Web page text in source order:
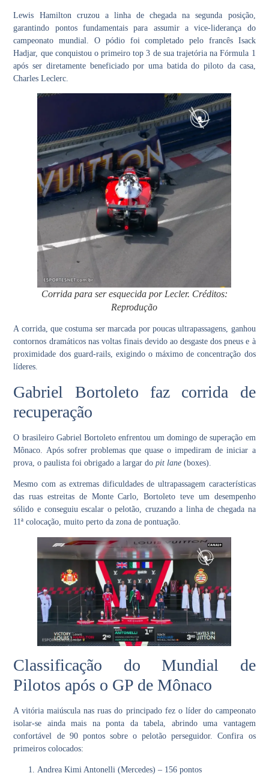
Lewis Hamilton cruzou a linha de chegada na segunda posição,
garantindo pontos fundamentais para assumir a vice-liderança do
campeonato mundial. O pódio foi completado pelo francês Isack
Hadjar, que conquistou o primeiro top 3 de sua trajetória na Fórmula 1
após ser diretamente beneficiado por uma batida do piloto da casa,
Charles Leclerc.
Corrida para ser esquecida por Lecler. Créditos:
Reprodução
A corrida, que costuma ser marcada por poucas ultrapassagens, ganhou
contornos dramáticos nas voltas finais devido ao desgaste dos pneus e à
proximidade dos guard-rails, exigindo o máximo de concentração dos
líderes.
Gabriel Bortoleto faz corrida de
recuperação
O brasileiro Gabriel Bortoleto enfrentou um domingo de superação em
Mônaco. Após sofrer problemas que quase o impediram de iniciar a
prova, o paulista foi obrigado a largar dopit lane (boxes).
Mesmo com as extremas dificuldades de ultrapassagem características
das ruas estreitas de Monte Carlo, Bortoleto teve um desempenho
sólido e conseguiu escalar o pelotão, cruzando a linha de chegada na
11ª colocação, muito perto da zona de pontuação.
Classificação do Mundial de
Pilotos após o GP de Mônaco
A vitória maiúscula nas ruas do principado fez o líder do campeonato
isolar-se ainda mais na ponta da tabela, abrindo uma vantagem
confortável de 90 pontos sobre o pelotão perseguidor. Confira os
primeiros colocados:
Andrea Kimi Antonelli (Mercedes) – 156 pontos